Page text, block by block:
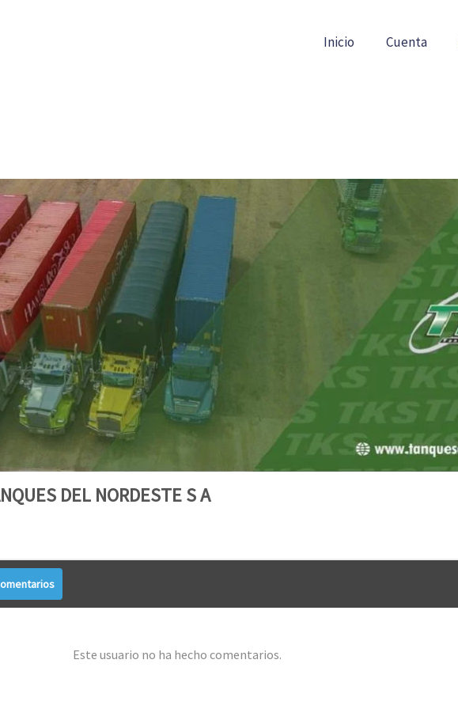
Inicio Cuenta
DEL NORDESTE S A
Este usuario no ha hecho comentarios.